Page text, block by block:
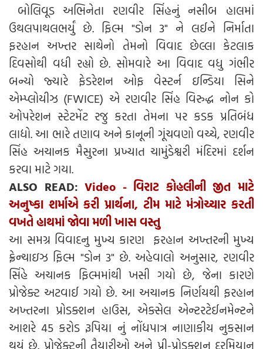
બોલિવૂડ અભિનેતા રણવીર સિંહનું નસીબ હાલમાં
ઉથલપાથલભર્યું છે. ફિલ્મ "ડોન 3" ને લઈને નિર્માતા
ફરહાન અખ્તર સાથેનો તેમનો વિવાદ છેલ્લા કેટલાક
દિવસોથી વધી રહ્યો છે. સોમવારે આ વિવાદ વધુ ગંભીર
બન્યો જ્યારે ફેડરેશન ઓફ વેસ્ટર્ન ઇન્ડિયા સિને
એમ્પ્લોયીઝ (FWICE) એ રણવીર સિંહ વિરુદ્ધ નોન કો
ઓપરેશન સ્ટેટમેંટ રજુ કરતા તેમના પર કડક પ્રતિબંધ
લાદ્યો. આ ભારે તણાવ અને કાનૂની ગૂંચવણો વચ્ચે, રણવીર
સિંહ અચાનક મૈસુરના પ્રખ્યાત ચામુંડેશ્વરી મંદિરમાં દર્શન
કરવા માટે ગયા.
ALSO READ:Video - વિરાટ કોહલીની જીત માટે
અનુષ્કા શર્માએ કરી પ્રાર્થના, ટીમ માટે મંત્રોચ્ચાર કરતી
વખતે હાથમાં જોવા મળી ખાસ વસ્તુ
આ સમગ્ર વિવાદનુ મુખ્ય કારણ ફરહાન અખ્તરની મુખ્ય
ફ્રેન્ચાઇઝ ફિલ્મ "ડોન 3" છે. અહેવાલો અનુસાર, રણવીર
સિંહે અચાનક ફિલ્મમાંથી ખસી ગયો છે, જેના કારણે
પ્રોજેક્ટ અટવાઈ ગયો છે. આ અચાનક નિર્ણયથી ફરહાન
અખ્તરના પ્રોડક્શન હાઉસ, એક્સેલ એન્ટરટેઈનમેન્ટને
આશરે 45 કરોડ રૂપિયા નું નોંધપાત્ર નાણાકીય નુકસાન
થયું છે. પ્રોજેક્ટની તૈયારીઓ અને પ્રી-પ્રોડક્શન દરમિયાન